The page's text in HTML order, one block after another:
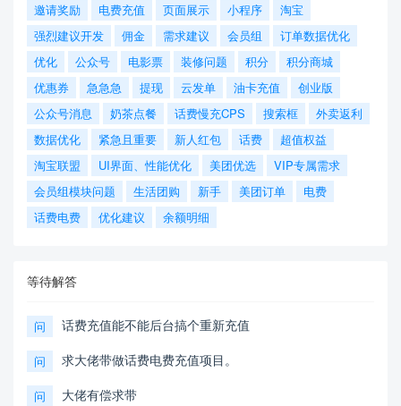
邀请奖励
电费充值 页面展示 小程序
淘宝
强烈建议开发
佣金 需求建议 会员组
订单数据优化
优化
公众号 电影票 装修问题 积分
积分商城
优惠券
急急急 提现 云发单 油卡充值
创业版
公众号消息
奶茶点餐 话费慢充CPS 搜索框
外卖返利
数据优化
紧急且重要 新人红包 话费
超值权益
淘宝联盟
UI界面、性能优化 美团优选
VIP专属需求
会员组模块问题
生活团购 新手 美团订单
电费
话费电费
优化建议 余额明细
等待解答
问 话费充值能不能后台搞个重新充值
问 求大佬带做话费电费充值项目。
问 大佬有偿求带